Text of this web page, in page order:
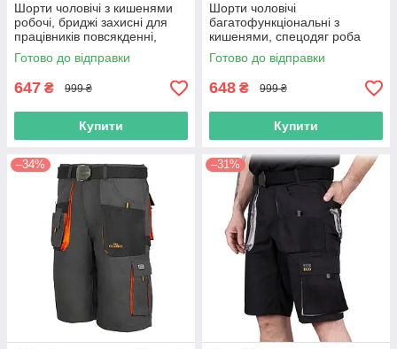
Шорти чоловічі з кишенями
робочі, бриджі захисні для
працівників повсякденні,
спецодяг уніформа польша
Готово до відправки
647 ₴ 999 ₴
Купити
Шорти чоловічі
багатофункціональні з
кишенями, спецодяг роба
уніформа, бриджі робочі
захисні, польша
Готово до відправки
648 ₴ 999 ₴
Купити
–34% –31%